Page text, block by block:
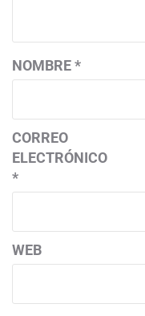
NOMBRE*
CORREO
ELECTRÓNICO
*
WEB